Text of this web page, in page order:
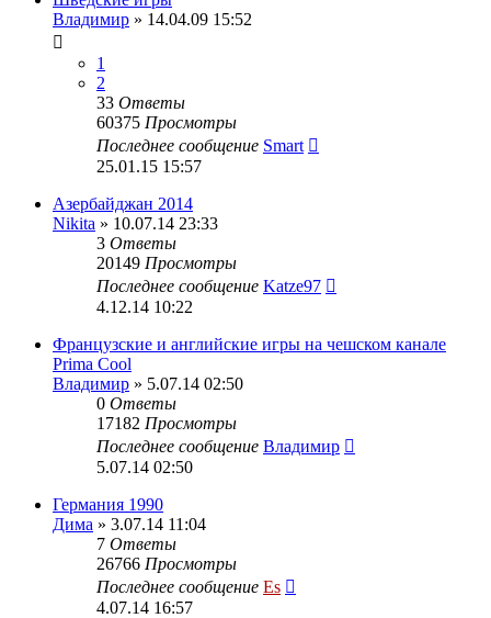
Владимир » 14.04.09 15:52
1
2
33 Ответы
60375 Просмотры
Последнее сообщение Smart
25.01.15 15:57
Азербайджан 2014
Nikita » 10.07.14 23:33
3 Ответы
20149 Просмотры
Последнее сообщение Katze97
4.12.14 10:22
Французские и английские игры на чешском канале
Prima Cool
Владимир » 5.07.14 02:50
0 Ответы
17182 Просмотры
Последнее сообщение Владимир
5.07.14 02:50
Германия 1990
Дима » 3.07.14 11:04
7 Ответы
26766 Просмотры
Последнее сообщение Es
4.07.14 16:57